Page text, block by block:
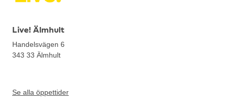
Live! Älmhult
Handelsvägen 6
343 33 Älmhult
Se alla öppettider